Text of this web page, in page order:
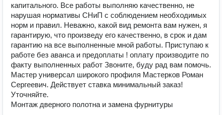
капитального. Все работы выполняю качественно, не
нарушая нормативы СНиП с соблюдением необходимых
норм и правил. Неважно, какой вид ремонта вам нужен, я
гарантирую, что произведу его качественно, в срок и дам
гарантию на все выполненные мной работы. Приступаю к
работе без аванса и предоплаты ! оплату производите по
факту выполненных работ Звоните, буду рад вам помочь.
Мастер универсал широкого профиля Мастерков Роман
Сергеевич. Действует ставка минимальный заказ!
Уточняйте.
Монтаж дверного полотна и замена фурнитуры